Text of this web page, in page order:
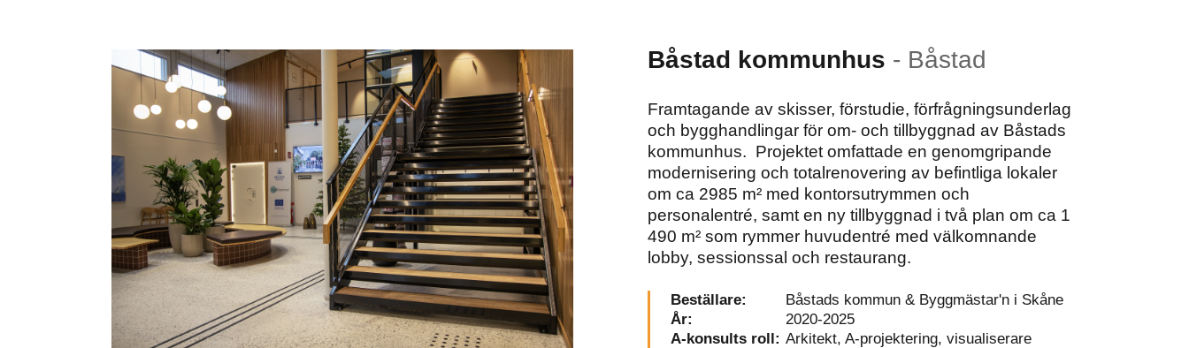
Båstad kommunhus - Båstad
Framtagande av skisser, förstudie, förfrågningsunderlag
och bygghandlingar för om- och tillbyggnad av Båstads
kommunhus. Projektet omfattade en genomgripande
modernisering och totalrenovering av befintliga lokaler
om ca 2985 m² med kontorsutrymmen och
personalentré, samt en ny tillbyggnad i två plan om ca 1
490 m² som rymmer huvudentré med välkomnande
lobby, sessionssal och restaurang.
Beställare:
Båstads kommun & Byggmästar'n i Skåne
År:
2020-2025
A-konsults roll: Arkitekt, A-projektering, visualiserare